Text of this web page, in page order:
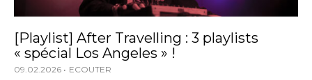
[Playlist] After Travelling : 3 playlists
« spécial Los Angeles » !
09.02.2026 ECOUTER